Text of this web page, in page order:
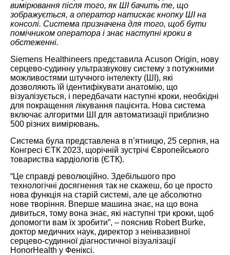
вимірювання після того, як ШІ бачить те, що
зображується, а оператор натискає кнопку ШІ на
консолі. Система призначена для того, щоб бути
помічником оператора і знає наступні кроки в
обстеженні.
Siemens Healthineers представила Acuson Origin, нову
серцево-судинну ультразвукову систему з потужними
можливостями штучного інтелекту (ШІ), які
дозволяють їй ідентифікувати анатомію, що
візуалізується, і передбачати наступні кроки, необхідні
для покращення лікування пацієнта. Нова система
включає алгоритми ШІ для автоматизації приблизно
500 різних вимірювань.
Система була представлена в п’ятницю, 25 серпня, на
Конгресі ЄТК 2023, щорічній зустрічі Європейського
товариства кардіологів (ЄТК).
“Це справді революційно. Здебільшого про
технологічні досягнення так не скажеш, бо це просто
нова функція на старій системі, але це абсолютно
нове творіння. Вперше машина знає, на що вона
дивиться, тому вона знає, які наступні три кроки, щоб
допомогти вам їх зробити”, – пояснив Robert Burke,
доктор медичних наук, директор з неінвазивної
серцево-судинної діагностичної візуалізації
HonorHealth у Феніксі.